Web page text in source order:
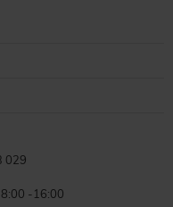
029
8:00 -16:00